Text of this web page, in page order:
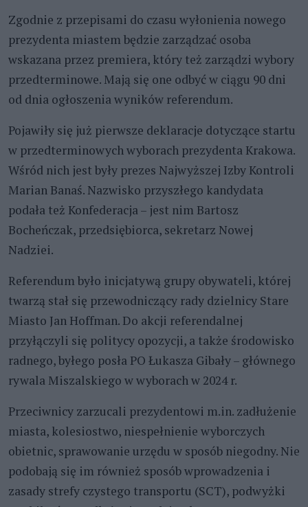
Zgodnie z przepisami do czasu wyłonienia nowego
prezydenta miastem będzie zarządzać osoba
wskazana przez premiera, który też zarządzi wybory
przedterminowe. Mają się one odbyć w ciągu 90 dni
od dnia ogłoszenia wyników referendum.
Pojawiły się już pierwsze deklaracje dotyczące startu
w przedterminowych wyborach prezydenta Krakowa.
Wśród nich jest były prezes Najwyższej Izby Kontroli
Marian Banaś. Nazwisko przyszłego kandydata
podała też Konfederacja – jest nim Bartosz
Bocheńczak, przedsiębiorca, sekretarz Nowej
Nadziei.
Referendum było inicjatywą grupy obywateli, której
twarzą stał się przewodniczący rady dzielnicy Stare
Miasto Jan Hoffman. Do akcji referendalnej
przyłączyli się politycy opozycji, a także środowisko
radnego, byłego posła PO Łukasza Gibały – głównego
rywala Miszalskiego w wyborach w 2024 r.
Przeciwnicy zarzucali prezydentowi m.in. zadłużenie
miasta, kolesiostwo, niespełnienie wyborczych
obietnic, sprawowanie urzędu w sposób niegodny. Nie
podobają się im również sposób wprowadzenia i
zasady strefy czystego transportu (SCT), podwyżki